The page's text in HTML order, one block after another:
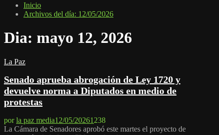
Inicio
Archivos del día: 12/05/2026
Dia: mayo 12, 2026
La Paz
Senado aprueba abrogación de Ley 1720 y
devuelve norma a Diputados en medio de
protestas
porla paz media12/05/20261 238
La Cámara de Senadores aprobó este martes el proyecto de